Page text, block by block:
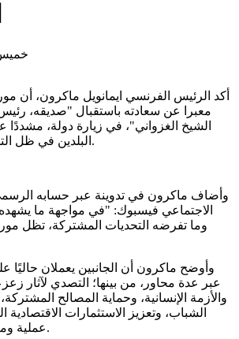
خميس, 2026/04/16
أكد الرئيس الفرنسي ايمانويل ماكرون، أن
معبرا عن سعادته باستقبال "صديقه،
الشيخ الغزواني"، في زيارة دولة،
البلدين في ظل التحديات الدولية الراهنة.
وأضاف ماكرون في تدوينة عبر حسابه
الاجتماعي فيسبوك: "في مواجهة ما
وما تفرضه التحديات المشتركة، تظل
وأوضح ماكرون أن الجانبين يعملان حاليًا
عبر عدة محاور، من بينها؛ التصدي لآثار
والأزمة الإنسانية، وحماية المصالح
الشباب، وتعزيز الاستثمارات الاقتصادية
عملية وملموسة تخدم الشعبين.